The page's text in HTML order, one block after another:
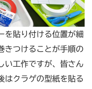
を貼り付ける位置が細
きつけることが手順の
い工作ですが、皆さん
はクラゲの型紙を貼る